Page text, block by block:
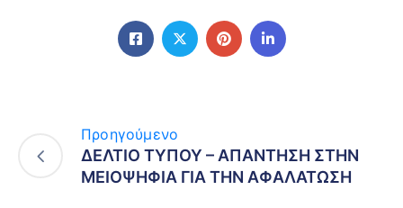
Προηγούμενο
ΔΕΛΤΙΟ ΤΥΠΟΥ – ΑΠΑΝΤΗΣΗ ΣΤΗΝ
ΜΕΙΟΨΗΦΙΑ ΓΙΑ ΤΗΝ ΑΦΑΛΑΤΩΣΗ